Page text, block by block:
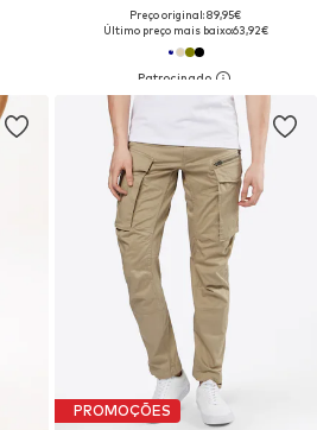
Preço original: 89,95€
Último preço mais baixo:63,92€
PROMOÇÕES